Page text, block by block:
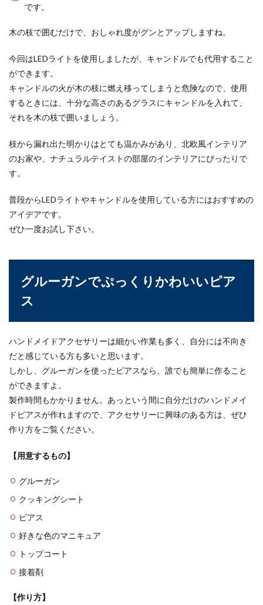
です。
木の枝で囲むだけで、おしゃれ度がグンとアップしますね。
今回はLEDライトを使用しましたが、キャンドルでも代用すること
ができます。
キャンドルの火が木の枝に燃え移ってしまうと危険なので、使用
するときには、十分な高さのあるグラスにキャンドルを入れて、
それを木の枝で囲いましょう。
枝から漏れ出た明かりはとても温かみがあり、北欧風インテリア
のお家や、ナチュラルテイストの部屋のインテリアにぴったりで
す。
普段からLEDライトやキャンドルを使用している方にはおすすめの
アイデアです。
ぜひ一度お試し下さい。
グルーガンでぷっくりかわいいピア
ス
ハンドメイドアクセサリーは細かい作業も多く、自分には不向き
だと感じている方も多いと思います。
しかし、グルーガンを使ったピアスなら、誰でも簡単に作ること
ができますよ。
製作時間もかかりません。あっという間に自分だけのハンドメイ
ドピアスが作れますので、アクセサリーに興味のある方は、ぜひ
作り方をご覧ください。
【用意するもの】
グルーガン
クッキングシート
ピアス
好きな色のマニキュア
トップコート
接着剤
【作り方】